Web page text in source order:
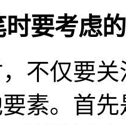
要考虑
不仅要
素。首